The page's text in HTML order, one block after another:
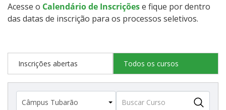
Resultados
Resultados Vagas Remanescentes
Acesse o Calendário de Inscriçõese fique por dentro
das datas de inscrição para os processos seletivos.
Inscrições abertas Todos os cursos